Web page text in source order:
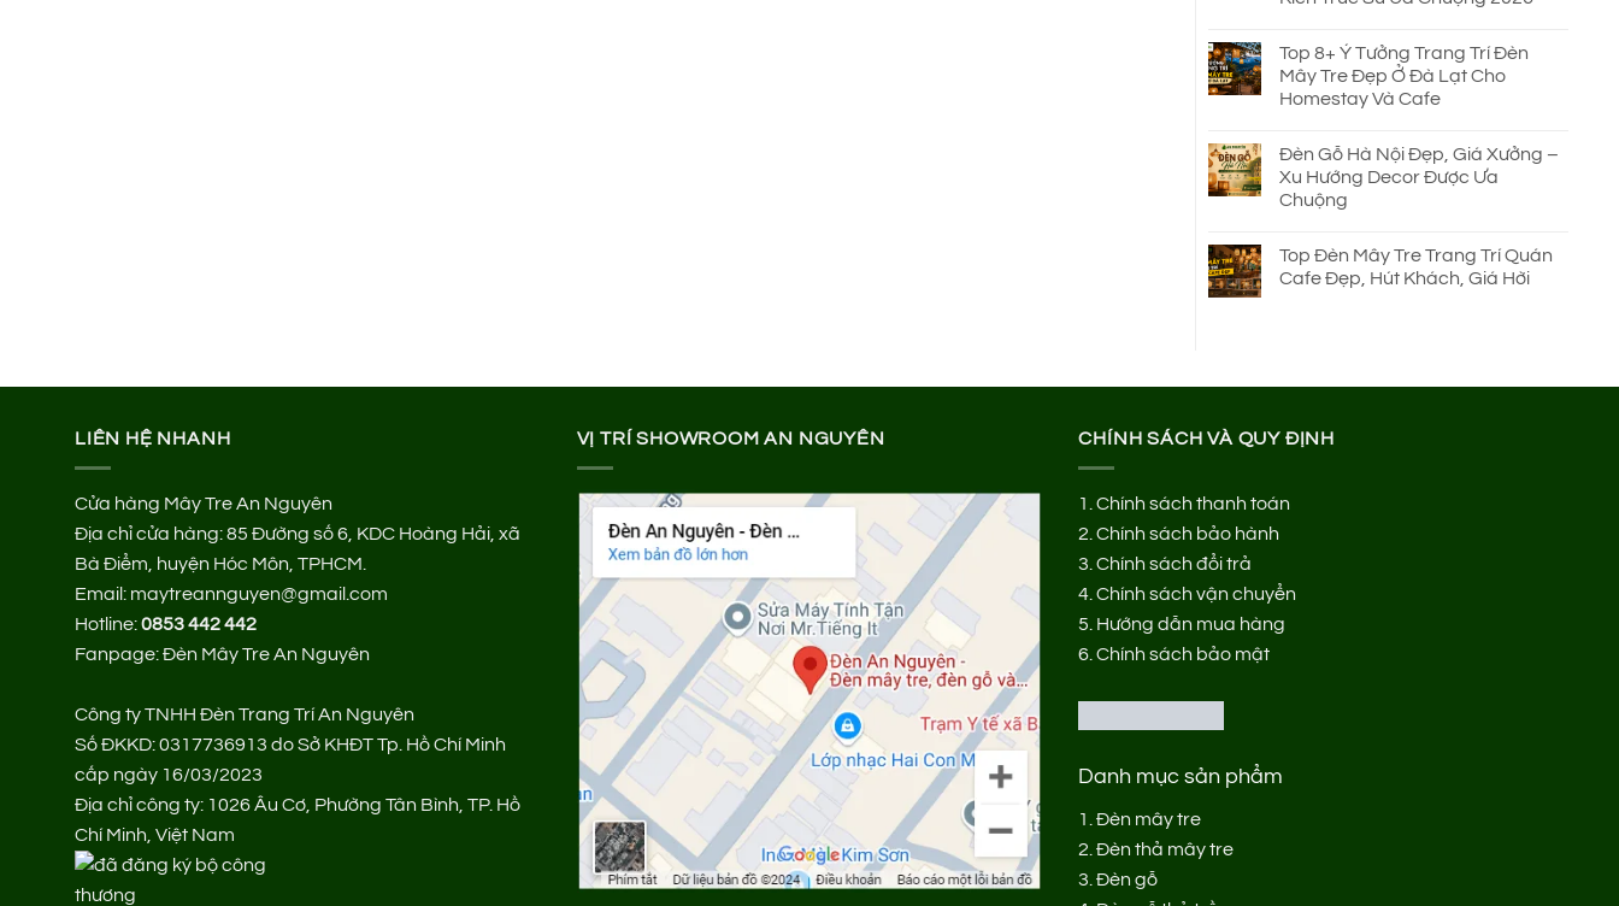
Top 8+ Ý Tưởng Trang Trí Đèn
Mây Tre Đẹp Ở Đà Lạt Cho
Homestay Và Cafe
Đèn Gỗ Hà Nội Đẹp, Giá Xưởng –
Xu Hướng Decor Được Ưa
Chuộng
Top Đèn Mây Tre Trang Trí Quán
Cafe Đẹp, Hút Khách, Giá Hời
LIÊN HỆ NHANH
Cửa hàng Mây Tre An Nguyên
Địa chỉ cửa hàng:85 Đường số 6, KDC Hoàng Hải, xã
Bà Điểm, huyện Hóc Môn, TPHCM.
Email: maytreannguyen@gmail.com
Hotline:0853 442 442
Fanpage:Đèn Mây Tre An Nguyên
Công ty TNHH Đèn Trang Trí An Nguyên
Số ĐKKD: 0317736913 do Sở KHĐT Tp. Hồ Chí Minh
cấp ngày 16/03/2023
Địa chỉ công ty: 1026 Âu Cơ, Phường Tân Bình, TP. Hồ
Chí Minh, Việt Nam
VỊ TRÍ SHOWROOM AN NGUYÊN CHÍNH SÁCH VÀ QUY ĐỊNH
1.Chính sách thanh toán
2.Chính sách bảo hành
3.Chính sách đổi trả
4.Chính sách vận chuyển
5. Hướng dẫn mua hàng
6.Chính sách bảo mật
Danh mục sản phẩm
1.Đèn mây tre
2.Đèn thả mây tre
3.Đèn gỗ